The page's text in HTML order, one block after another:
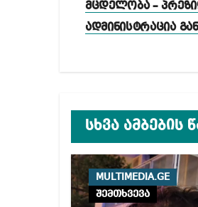
მცდელობა –
ადმინისტრაცია
სხვა ამბების
MULTIMEDIA.GE
შემთხვევა